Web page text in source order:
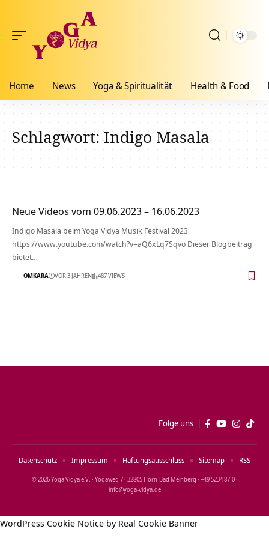
Home News Yoga & Spiritualität Health & Food
Schlagwort:Indigo Masala
Neue Videos vom 09.06.2023 – 16.06.2023
Indigo Masala beim Yoga Vidya Musik Festival 2023
https://www.youtube.com/watch?v=aQ6xLq7Sqvo Dieser Blogbeitrag
bietet…
OMKARA VOR 3 JAHREN 487 VIEWS
Folge uns
© 2026 Yoga Vidya e.V. · Yogaweg 7 · 32805 Horn‑Bad Meinberg · +49 5234 87‑0 ·
info@yoga‑vidya.de
Datenschutz Impressum Haftungsausschluss Sitemap RSS
WordPress Cookie Notice by Real Cookie Banner